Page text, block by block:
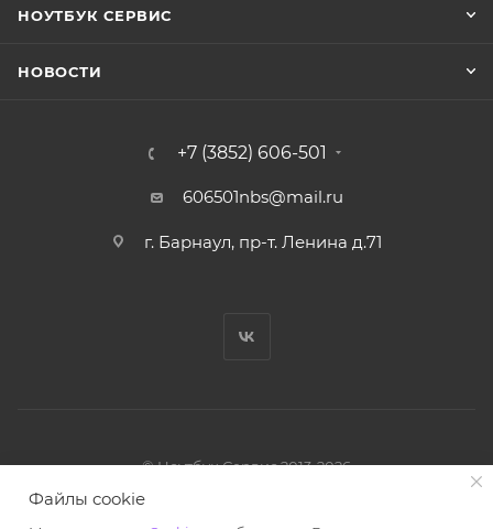
НОУТБУК СЕРВИС
НОВОСТИ
+7 (3852) 606-501
606501nbs@mail.ru
г. Барнаул, пр-т. Ленина д.71
© Ноутбук Сервис 2013-2026
Интернет-магазин запчастей и аксессуаров
Файлы cookie